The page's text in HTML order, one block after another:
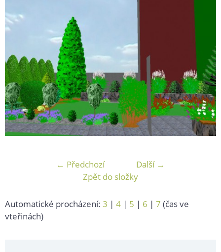
← Předchozí
Další →
Zpět do složky
Automatické procházení: 3 | 4 | 5 | 6 | 7 (čas ve
vteřinách)